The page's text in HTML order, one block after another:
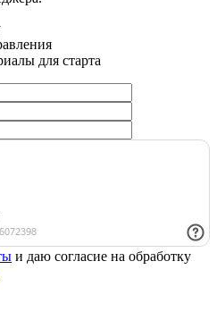
для старта
и даю согласие на обработку